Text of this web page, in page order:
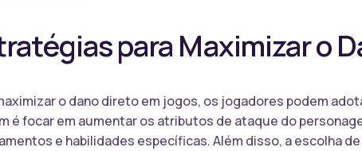
para Maximizar o
o dano direto em jogos, os jogadores podem
é focar em aumentar os atributos de ataque do
e habilidades específicas. Além disso, a escolha